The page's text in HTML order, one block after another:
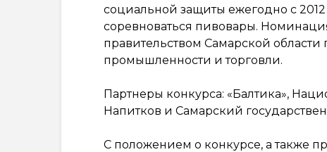
социальной защиты ежегодно с
соревноваться пивовары.
правительством Самарской
промышленности и торговли.
Партнеры конкурса: «Балтика»,
Напитков и Самарский
С положением о конкурсе, а также